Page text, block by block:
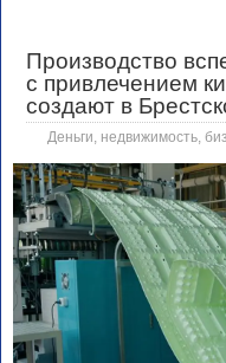
Производство
с привлечением
создают в
Деньги, недвижимость,